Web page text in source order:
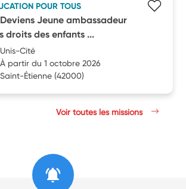
POUR TOUS
Jeune ambassadeur
droits des enfants ...
Unis-Cité
À partir du 1 octobre 2026
Saint-Étienne (42000)
Voir toutes les missions